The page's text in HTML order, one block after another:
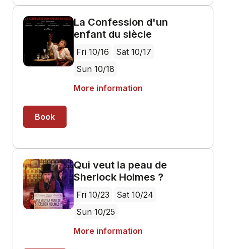
La Confession d'un
enfant du siècle
Fri 10/16
Sat 10/17
Sun 10/18
More information
Book
Qui veut la peau de
Sherlock Holmes ?
Fri 10/23
Sat 10/24
Sun 10/25
More information